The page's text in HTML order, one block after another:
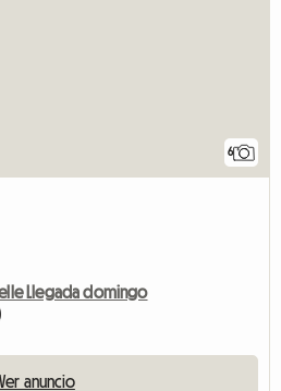
6
Llegada domingo
Ver anuncio